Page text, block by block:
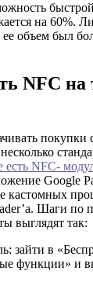
на 60%.
объем был
NFC на
есть NFC-
Google
кастомных
Шаги по
выглядят так:
зайти в
функции» и